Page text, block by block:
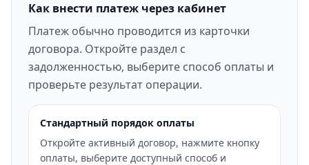
Как внести платеж через кабинет
Платеж обычно проводится из карточки
договора. Откройте раздел с
задолженностью, выберите способ оплаты и
проверьте результат операции.
Стандартный порядок оплаты
Откройте активный договор, нажмите кнопку
оплаты, выберите доступный способ и